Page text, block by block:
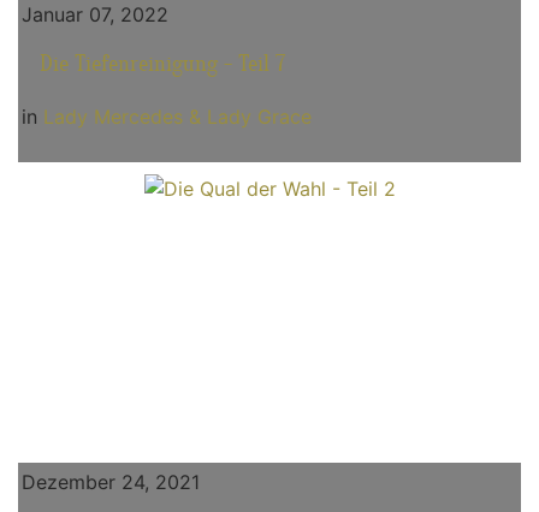
Januar 07, 2022
Die Tiefenreinigung - Teil 7
in Lady Mercedes & Lady Grace
Dezember 24, 2021